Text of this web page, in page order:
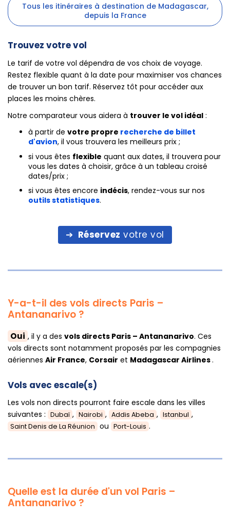
Tous les itinéraires à destination de Madagascar,
depuis la France
Trouvez votre vol
Le tarif de votre vol dépendra de vos choix de voyage.
Restez flexible quant à la date pour maximiser vos chances
de trouver un bon tarif. Réservez tôt pour accéder aux
places les moins chères.
Notre comparateur vous aidera à trouver le vol idéal :
à partir de votre propre recherche de billet
d'avion, il vous trouvera les meilleurs prix ;
si vous êtes flexible quant aux dates, il trouvera pour
vous les dates à choisir, grâce à un tableau croisé
dates/prix ;
si vous êtes encore indécis, rendez-vous sur nos
outils statistiques.
Réservez votre vol
Y-a-t-il des vols directs Paris –
Antananarivo ?
Oui , il y a des vols directs Paris – Antananarivo. Ces
vols directs sont notamment proposés par les compagnies
aériennes Air France, Corsair et Madagascar Airlines.
Vols avec escale(s)
Les vols non directs pourront faire escale dans les villes
suivantes : Dubaï , Nairobi , Addis Abeba , Istanbul ,
Saint Denis de La Réunion ou Port-Louis .
Quelle est la durée d'un vol Paris –
Antananarivo ?